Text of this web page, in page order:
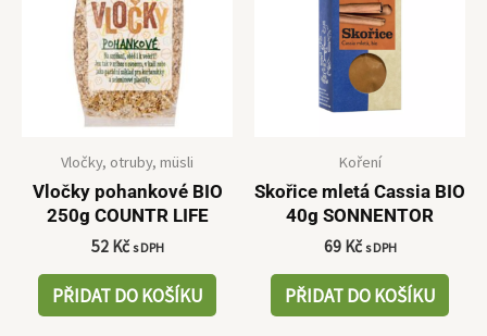
Vločky, otruby, müsli
Vločky pohankové BIO
250g COUNTR LIFE
52 Kč s DPH
PŘIDAT DO KOŠÍKU
Koření
Skořice mletá Cassia BIO
40g SONNENTOR
69 Kč s DPH
PŘIDAT DO KOŠÍKU